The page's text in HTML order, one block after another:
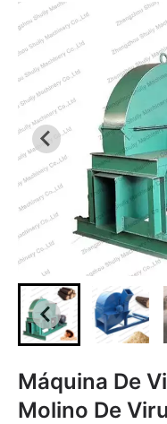
Máquina De
Molino De